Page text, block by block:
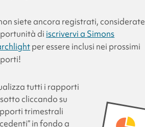
siete ancora registrati, considerate
di iscrivervi a Simons
per essere inclusi nei prossimi
tutti i rapporti
cliccando su
trimestrali
in fondo a